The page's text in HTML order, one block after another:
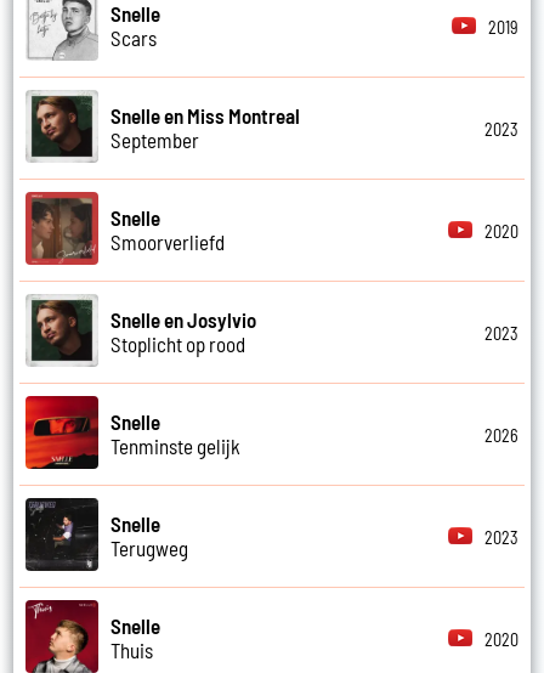
Snelle
Scars
2019
Snelle en Miss Montreal
September
2023
Snelle
Smoorverliefd
2020
Snelle en Josylvio
Stoplicht op rood
2023
Snelle
Tenminste gelijk
2026
Snelle
Terugweg
2023
Snelle
Thuis
2020